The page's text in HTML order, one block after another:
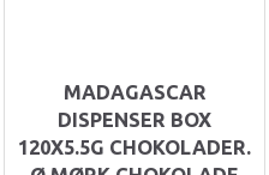
MADAGASCAR
DISPENSER BOX
120X5.5G CHOKOLADER.